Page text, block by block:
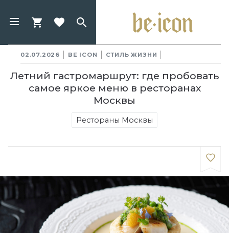
02.07.2026 BE ICON СТИЛЬ ЖИЗНИ
Летний гастромаршрут: где пробовать
самое яркое меню в ресторанах
Москвы
Рестораны Москвы